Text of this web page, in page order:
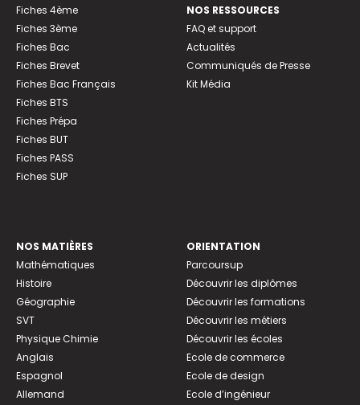
Fiches 4ème
Fiches 3ème
Fiches Bac
Fiches Brevet
Fiches Bac Français
Fiches BTS
Fiches Prépa
Fiches BUT
Fiches PASS
Fiches SUP
NOS RESSOURCES
FAQ et support
Actualités
Communiqués de Presse
Kit Média
NOS MATIÈRES
Mathématiques
Histoire
Géographie
SVT
Physique Chimie
Anglais
Espagnol
Allemand
ORIENTATION
Parcoursup
Découvrir les diplômes
Découvrir les formations
Découvrir les métiers
Découvrir les écoles
Ecole de commerce
Ecole de design
Ecole d’ingénieur